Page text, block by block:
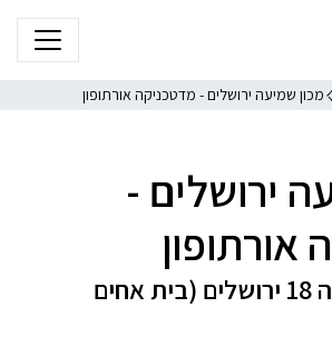
מכון שמיעה ירושלים - מדטכניקה אורתופון
ירושלים -
אורתופון
שלומציון המלכה 18 ירושלים (בית אחים